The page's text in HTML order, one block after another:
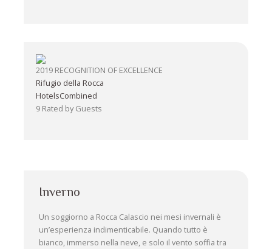
2019 RECOGNITION OF EXCELLENCE
Rifugio della Rocca
HotelsCombined
9 Rated by Guests
Inverno
Un soggiorno a Rocca Calascio nei mesi invernali è
un’esperienza indimenticabile. Quando tutto è
bianco, immerso nella neve, e solo il vento soffia tra